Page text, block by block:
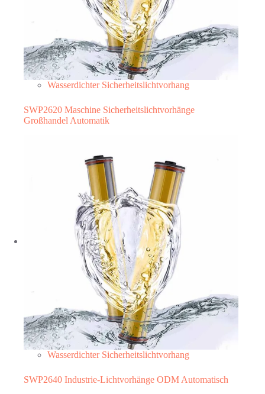
Wasserdichter Sicherheitslichtvorhang
SWP2620 Maschine Sicherheitslichtvorhänge
Großhandel Automatik
Wasserdichter Sicherheitslichtvorhang
SWP2640 Industrie-Lichtvorhänge ODM Automatisch